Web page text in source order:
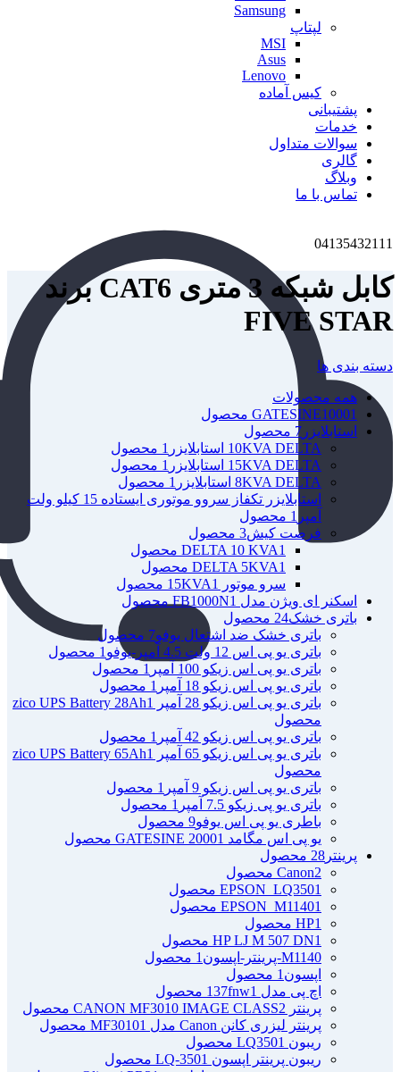
Samsung
لپتاپ
MSI
Asus
Lenovo
کیس آماده
پشتیبانی
خدمات
سوالات متداول
گالری
وبلاگ
تماس با ما
04135432111
کابل شبکه 3 متری CAT6 برند
FIVE STAR
دسته بندی ها
همه محصولات
GATESINE10001 محصول
استابلایزر 7 محصول
10KVA DELTA استابلایزر
1 محصول
15KVA DELTA استابلایزر
1 محصول
8KVA DELTA استابلایزر
1 محصول
استابلایزر تکفاز سروو موتوری ایستاده 15 کیلو ولت
آمپر 1 محصول
فرصت کیش3 محصول
DELTA 10 KVA1 محصول
DELTA 5KVA1 محصول
سرو موتور 15KVA
1 محصول
اسکنر ای ویژن مدل FB1000N 1 محصول
باتری خشک24 محصول
باتری خشک ضد اشتعال یوفو7 محصول
باتری یو پی اس 12 ولت 4.5 آمپر-یوفو
1 محصول
باتری یو پی اس زیکو 100 آمپر
1 محصول
باتری یو پی اس زیکو 18 آمپر
1 محصول
باتری یو پی اس زیکو 28 آمپر zico UPS Battery 28Ah
1
محصول
باتری یو پی اس زیکو 42 آمپر
1 محصول
باتری یو پی اس زیکو 65 آمپر zico UPS Battery 65Ah
1
محصول
باتری یو پی اس زیکو 9 آمپر
1 محصول
باتری یو پی زیکو 7.5 آمپر
1 محصول
باطری یو پی اس یوفو9 محصول
یو پی اس مگامد GATESINE 2000 1 محصول
پرینتر 28 محصول
Canon2 محصول
EPSON_LQ3501 محصول
EPSON_M11401 محصول
HP1 محصول
HP LJ M 507 DN1 محصول
M1140-پرینتر-اپسون
1 محصول
اپسون 1 محصول
اچ پی مدل 137fnw 1 محصول
پرینتر CANON MF3010 IMAGE CLASS 2 محصول
پرینتر لیزری کانن Canon مدل MF3010
1 محصول
ریبون LQ350 1 محصول
ریبون پرینتر اپسون LQ-350 1 محصول